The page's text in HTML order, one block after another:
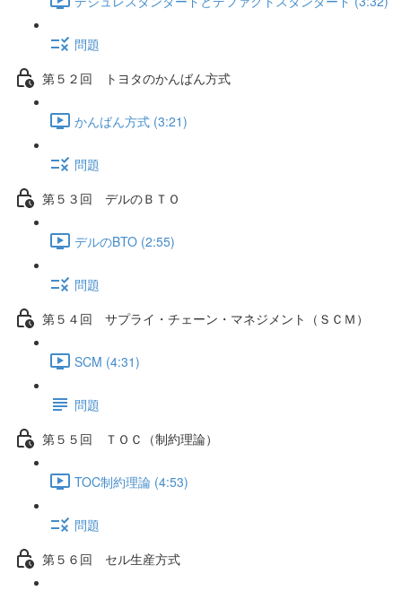
問題
第５２回 トヨタのかんばん方式
かんばん方式 (3:21)
問題
第５３回 デルのＢＴＯ
デルのBTO (2:55)
問題
第５４回 サプライ・チェーン・マネジメント（ＳＣＭ）
SCM (4:31)
問題
第５５回 ＴＯＣ（制約理論）
TOC制約理論 (4:53)
問題
第５６回 セル生産方式